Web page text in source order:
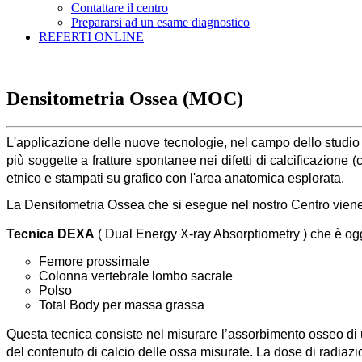
Contattare il centro
Prepararsi ad un esame diagnostico
REFERTI ONLINE
Densitometria Ossea (MOC)
L'applicazione delle nuove tecnologie, nel campo dello
più soggette a fratture spontanee nei difetti di calcificazione
etnico e stampati su grafico con l'area anatomica esplorata.
La Densitometria Ossea che si esegue nel nostro Centro
Tecnica DEXA ( Dual Energy X-ray Absorptiometry ) che è
Femore prossimale
Colonna vertebrale lombo sacrale
Polso
Total Body per massa grassa
Questa tecnica consiste nel misurare l’assorbimento osseo
del contenuto di calcio delle ossa misurate. La dose di